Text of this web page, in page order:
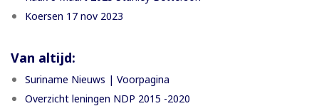
Koersen 17 nov 2023
Van altijd:
Suriname Nieuws | Voorpagina
Overzicht leningen NDP 2015 -2020